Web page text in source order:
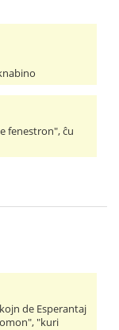
fenestron", ĉu
de Esperantaj
"kuri